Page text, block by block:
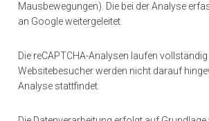
Mausbewegungen). Die bei der Analyse
an Google weitergeleitet.
Die reCAPTCHA-Analysen laufen
Websitebesucher werden nicht darauf
Analyse stattfindet.